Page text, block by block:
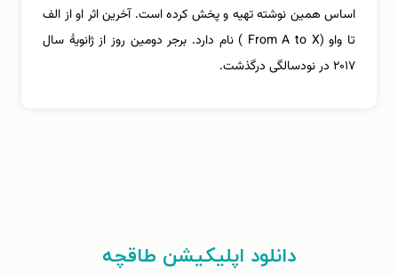
اساس همین نوشته تهیه و پخش کرده است. آخرین اثر او از الف
تا واو (From A to X ) نام دارد. برجر دومین روز از ژانویۀ سال
۲۰۱۷ در نودسالگی درگذشت.
دانلود اپلیکیشن طاقچه